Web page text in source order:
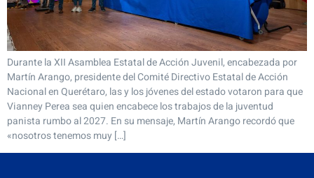
Durante la XII Asamblea Estatal de Acción Juvenil, encabezada por
Martín Arango, presidente del Comité Directivo Estatal de Acción
Nacional en Querétaro, las y los jóvenes del estado votaron para que
Vianney Perea sea quien encabece los trabajos de la juventud
panista rumbo al 2027. En su mensaje, Martín Arango recordó que
«nosotros tenemos muy […]